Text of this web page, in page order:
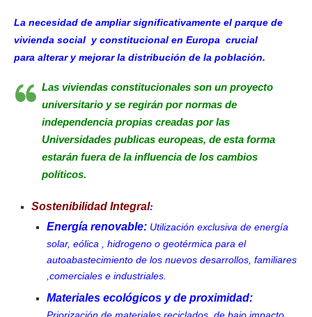
La necesidad de ampliar significativamente el parque de
vivienda social y constitucional en Europa crucial
para alterar y mejorar la distribución de la población.
Las viviendas constitucionales son un proyecto
universitario y se regirán por normas de
independencia propias creadas por las
Universidades publicas europeas, de esta forma
estarán fuera de la influencia de los cambios
políticos.
Sostenibilidad Integral:
Energía renovable: Utilización exclusiva de energía
solar, eólica , hidrogeno o geotérmica para el
autoabastecimiento de los nuevos desarrollos, familiares
,comerciales e industriales.
Materiales ecológicos y de proximidad: